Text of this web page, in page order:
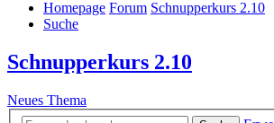
Homepage Forum Schnupperkurs 2.10
Suche
Schnupperkurs 2.10
Neues Thema